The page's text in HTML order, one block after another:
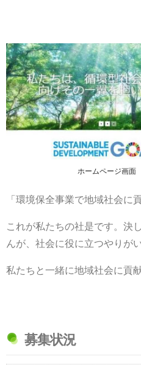
ホームページ画面
「環境保全事業で地域社会に貢
これが私たちの社是です。決
んが、社会に役に立つやりが
私たちと一緒に地域社会に貢
募集状況